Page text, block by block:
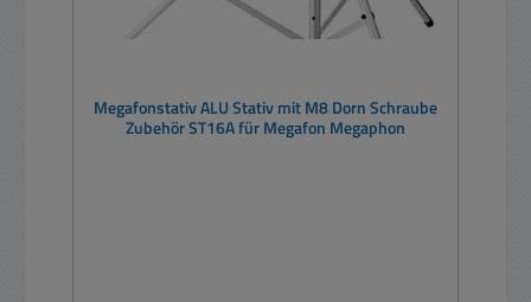
Megafonstativ ALU Stativ mit M8 Dorn Schraube
Zubehör ST16A für Megafon Megaphon